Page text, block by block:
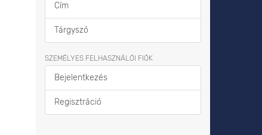
Cím
Tárgyszó
SZEMÉLYES FELHASZNÁLÓI FIÓK
Bejelentkezés
Regisztráció